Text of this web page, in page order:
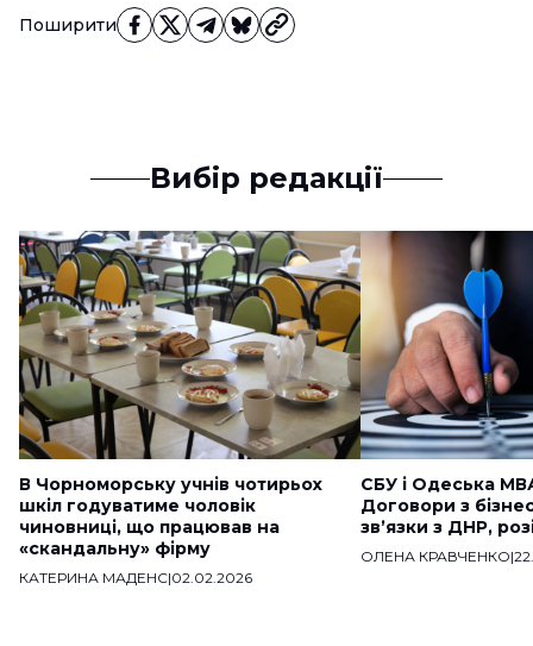
Поширити
Вибір редакції
В Чорноморську учнів чотирьох
шкіл годуватиме чоловік
чиновниці, що працював на
«скандальну» фірму
КАТЕРИНА МАДЕНС|02.02.2026
СБУ і Одеська
Договори з
звʼязки з ДНР,
ОЛЕНА КРАВЧЕНКО|